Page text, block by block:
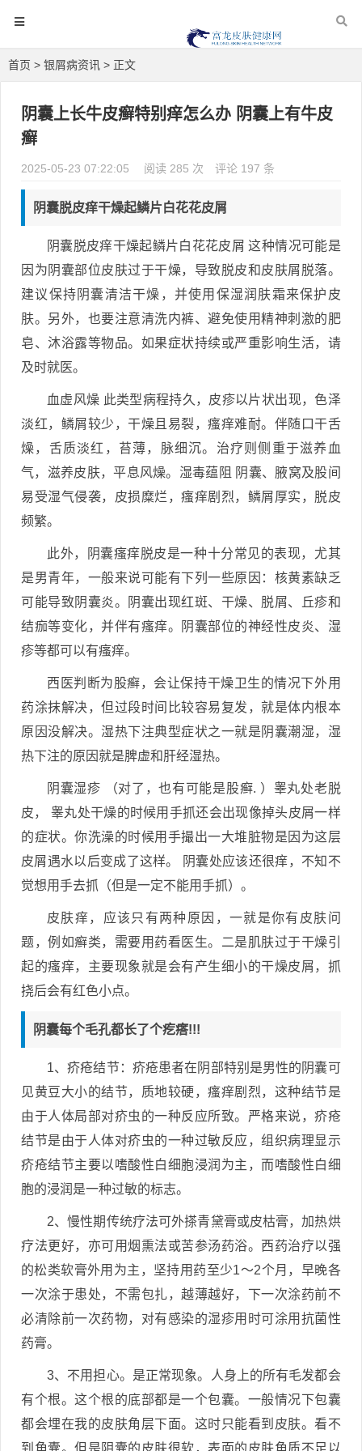
首页 > 银屑病资讯 > 正文
阴囊上长牛皮癣特别痒怎么办 阴囊上有牛皮
癣
2025-05-23 07:22:05 阅读 285 次 评论 197 条
阴囊脱皮痒干燥起鳞片白花花皮屑
阴囊脱皮痒干燥起鳞片白花花皮屑 这种情况可能是
因为阴囊部位皮肤过于干燥，导致脱皮和皮肤屑脱落。
建议保持阴囊清洁干燥，并使用保湿润肤霜来保护皮
肤。另外，也要注意清洗内裤、避免使用精神刺激的肥
皂、沐浴露等物品。如果症状持续或严重影响生活，请
及时就医。
血虚风燥 此类型病程持久，皮疹以片状出现，色泽
淡红，鳞屑较少，干燥且易裂，瘙痒难耐。伴随口干舌
燥，舌质淡红，苔薄，脉细沉。治疗则侧重于滋养血
气，滋养皮肤，平息风燥。湿毒蕴阻 阴囊、腋窝及股间
易受湿气侵袭，皮损糜烂，瘙痒剧烈，鳞屑厚实，脱皮
频繁。
此外，阴囊瘙痒脱皮是一种十分常见的表现，尤其
是男青年，一般来说可能有下列一些原因：核黄素缺乏
可能导致阴囊炎。阴囊出现红斑、干燥、脱屑、丘疹和
结痂等变化，并伴有瘙痒。阴囊部位的神经性皮炎、湿
疹等都可以有瘙痒。
西医判断为股癣，会让保持干燥卫生的情况下外用
药涂抹解决，但过段时间比较容易复发，就是体内根本
原因没解决。湿热下注典型症状之一就是阴囊潮湿，湿
热下注的原因就是脾虚和肝经湿热。
阴囊湿疹 （对了，也有可能是股癣. ）睾丸处老脱
皮， 睾丸处干燥的时候用手抓还会出现像掉头皮屑一样
的症状。你洗澡的时候用手撮出一大堆脏物是因为这层
皮屑遇水以后变成了这样。 阴囊处应该还很痒，不知不
觉想用手去抓（但是一定不能用手抓）。
皮肤痒，应该只有两种原因，一就是你有皮肤问
题，例如癣类，需要用药看医生。二是肌肤过于干燥引
起的瘙痒，主要现象就是会有产生细小的干燥皮屑，抓
挠后会有红色小点。
阴囊每个毛孔都长了个疙瘩!!!
1、疥疮结节：疥疮患者在阴部特别是男性的阴囊可
见黄豆大小的结节，质地较硬，瘙痒剧烈，这种结节是
由于人体局部对疥虫的一种反应所致。严格来说，疥疮
结节是由于人体对疥虫的一种过敏反应，组织病理显示
疥疮结节主要以嗜酸性白细胞浸润为主，而嗜酸性白细
胞的浸润是一种过敏的标志。
2、慢性期传统疗法可外搽青黛膏或皮枯膏，加热烘
疗法更好，亦可用烟熏法或苦参汤药浴。西药治疗以强
的松类软膏外用为主，坚持用药至少1～2个月，早晚各
一次涂于患处，不需包扎，越薄越好，下一次涂药前不
必清除前一次药物，对有感染的湿疹用时可涂用抗菌性
药膏。
3、不用担心。是正常现象。人身上的所有毛发都会
有个根。这个根的底部都是一个包囊。一般情况下包囊
都会埋在我的皮肤角层下面。这时只能看到皮肤。看不
到角囊。但是阴囊的皮肤很软，表面的皮肤角质不足以